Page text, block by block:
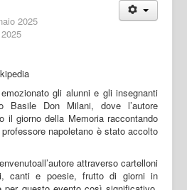
2025
gli alunni e gli insegnanti
Basile Don Milani, dove l’autore
il giorno della Memoria raccontando
napoletano è stato accolto
attraverso cartelloni
canti e poesie, frutto di giorni in